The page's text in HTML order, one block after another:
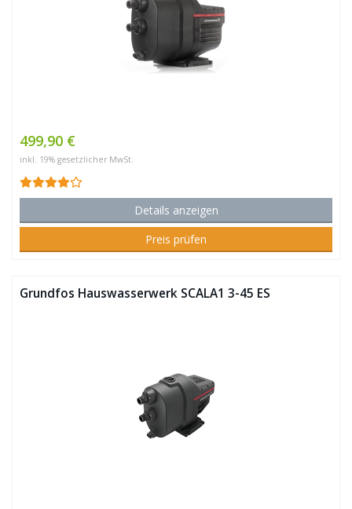
499,90 €
inkl. 19% gesetzlicher MwSt.
Details anzeigen
Preis prüfen
Grundfos Hauswasserwerk SCALA1 3-45 ES